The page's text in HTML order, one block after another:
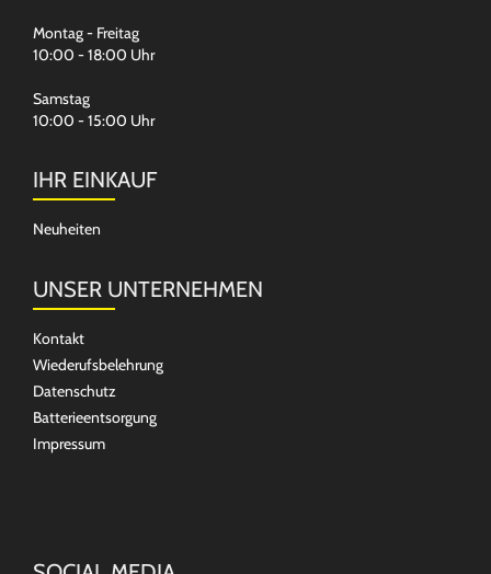
Montag - Freitag
10:00 - 18:00 Uhr
Samstag
10:00 - 15:00 Uhr
IHR EINKAUF
Neuheiten
UNSER UNTERNEHMEN
Kontakt
Wiederufsbelehrung
Datenschutz
Batterieentsorgung
Impressum